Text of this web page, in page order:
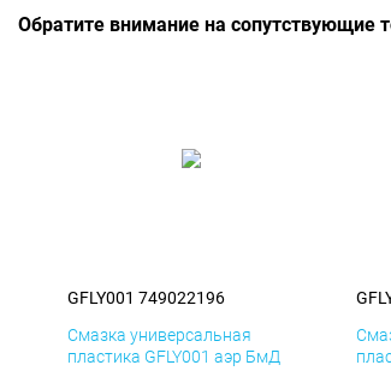
Обратите внимание на сопутствующие
GFLY001 749022196
Смазка универсальная
пластика GFLY001 аэр БмД